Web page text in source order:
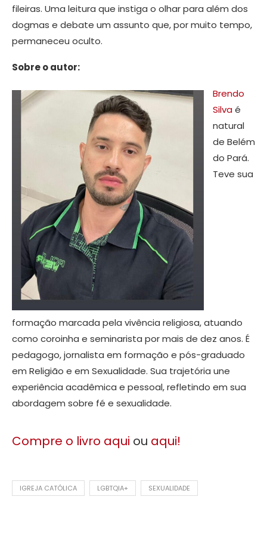
fileiras. Uma leitura que instiga o olhar para além dos
dogmas e debate um assunto que, por muito tempo,
permaneceu oculto.
Sobre o autor:
Brendo
Silvaé
natural
de Belém
do Pará.
Teve sua
formação marcada pela vivência religiosa, atuando
como coroinha e seminarista por mais de dez anos. É
pedagogo, jornalista em formação e pós-graduado
em Religião e em Sexualidade. Sua trajetória une
experiência acadêmica e pessoal, refletindo em sua
abordagem sobre fé e sexualidade.
Compre o livro aqui ou aqui!
IGREJA CATÓLICA LGBTQIA+ SEXUALIDADE